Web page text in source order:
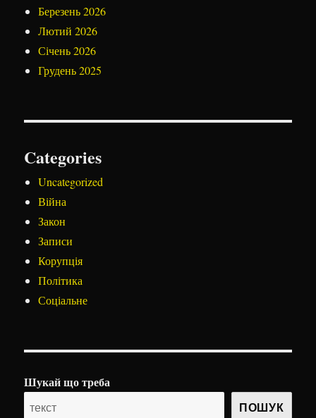
Березень 2026
Лютий 2026
Січень 2026
Грудень 2025
Categories
Uncategorized
Війна
Закон
Записи
Корупція
Політика
Соціальне
Шукай що треба
ПОШУК